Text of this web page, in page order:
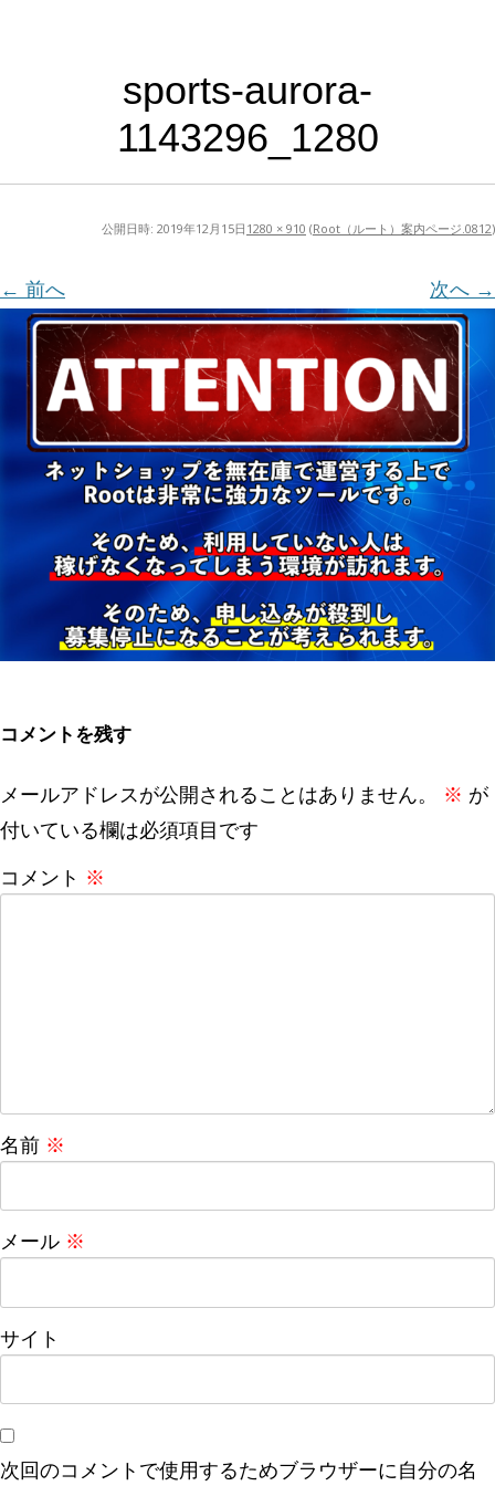
sports-aurora-
1143296_1280
公開日時: 2019年12月15日 1280 × 910 (Root（ルート）案内ページ.0812)
← 前へ 次へ →
コメントを残す
メールアドレスが公開されることはありません。 ※ が
付いている欄は必須項目です
コメント ※
名前 ※
メール ※
サイト
次回のコメントで使用するためブラウザーに自分の名